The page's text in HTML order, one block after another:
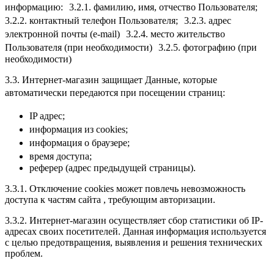
информацию: 3.2.1. фамилию, имя, отчество Пользователя;
3.2.2. контактный телефон Пользователя; 3.2.3. адрес
электронной почты (e-mail) 3.2.4. место жительство
Пользователя (при необходимости) 3.2.5. фотографию (при
необходимости)
3.3. Интернет-магазин защищает Данные, которые
автоматически передаются при посещении страниц:
IP адрес;
информация из cookies;
информация о браузере;
время доступа;
реферер (адрес предыдущей страницы).
3.3.1. Отключение cookies может повлечь невозможность
доступа к частям сайта , требующим авторизации.
3.3.2. Интернет-магазин осуществляет сбор статистики об IP-
адресах своих посетителей. Данная информация используется
с целью предотвращения, выявления и решения технических
проблем.